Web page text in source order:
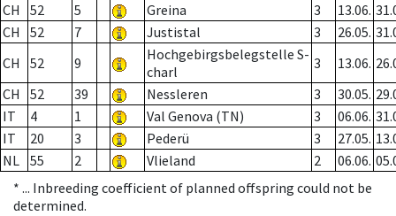
CH
52 5 Greina 3 13.06.
CH
52 7 Justistal 3 26.05.
CH
52 9
Hochgebirgsbelegstelle S-
charl
3 13.06.
CH
52 39 Nessleren 3 30.05.
IT
4 1 Val Genova (TN) 3 06.06.
IT
20 3 Pederü 3 27.05.
NL 55 2 Vlieland 2 06.06.
* ... Inbreeding coefficient of planned offspring could not be
determined.